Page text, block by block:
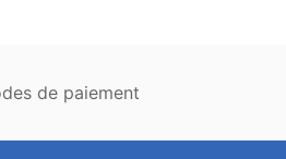
de paiement